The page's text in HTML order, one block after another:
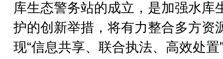
库生态警务站的成立，是加强水库
护的创新举措，将有力整合多方资
现“信息共享、联合执法、高效处置